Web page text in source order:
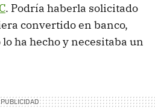
. Podría haberla solicitado
convertido en banco,
ha hecho y necesitaba un